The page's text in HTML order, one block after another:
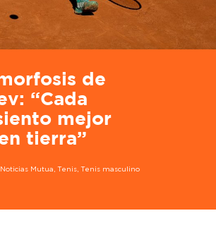
de
“Cada
mejor
tierra”
Noticias Mutua Tenis Tenis masculino